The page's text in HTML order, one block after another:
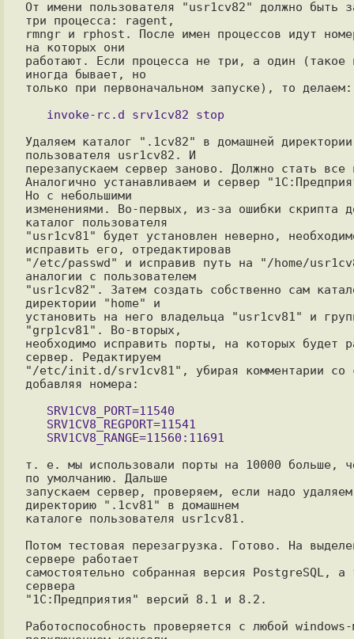
От имени пользователя "usr1cv82" должно быть
три процесса: ragent,
rmngr и rphost. После имен процессов идут
на которых они
работают. Если процесса не три, а один (такое
иногда бывает, но
только при первоначальном запуске), то делаем:
Удаляем каталог ".1cv82" в домашней директории
пользователя usr1cv82. И
перезапускаем сервер заново. Должно стать все
Аналогично устанавливаем и сервер
Но с небольшими
изменениями. Во-первых, из-за ошибки скрипта
каталог пользователя
"usr1cv81" будет установлен неверно,
исправить его, отредактировав
"/etc/passwd" и исправив путь на "/home/
аналогии с пользователем
"usr1cv82". Затем создать собственно сам
директории "home" и
установить на него владельца "usr1cv81" и
"grp1cv81". Во-вторых,
необходимо исправить порты, на которых будет
сервер. Редактируем
"/etc/init.d/srv1cv81", убирая комментарии со
добавляя номера:
т. е. мы использовали порты на 10000 больше,
по умолчанию. Дальше
запускаем сервер, проверяем, если надо удаляем
директорию ".1cv81" в домашнем
каталоге пользователя usr1cv81.
Потом тестовая перезагрузка. Готово. На
сервере работает
самостоятельно собранная версия PostgreSQL, а
сервера
"1С:Предприятия" версий 8.1 и 8.2.
Работоспособность проверяется с любой